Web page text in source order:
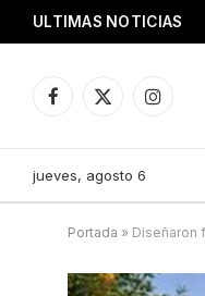
ULTIMAS NOTICIAS
Facebook
X
jueves, agosto 6
Portada » Diseñaron